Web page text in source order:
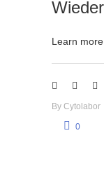
Learn more
By Cytolabor
0